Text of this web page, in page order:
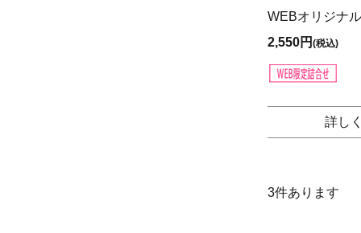
WEBオリジナ
2,550円 (税込)
詳し
3件あります